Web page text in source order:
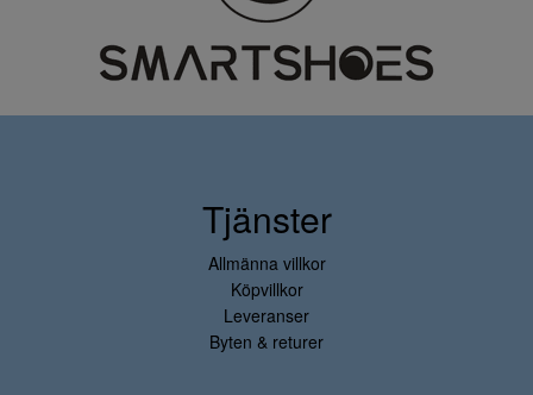
Tjänster
Allmänna villkor
Köpvillkor
Leveranser
Byten & returer